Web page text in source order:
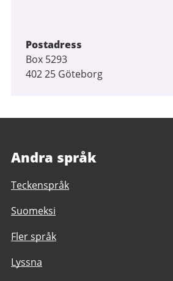
Postadress
Box 5293
402 25 Göteborg
Andra språk
Teckenspråk
Suomeksi
Fler språk
Lyssna